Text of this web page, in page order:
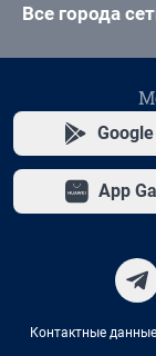
Все города
App
Контактные